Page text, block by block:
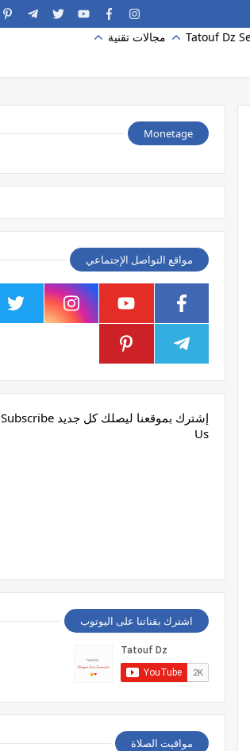
Tatouf Dz مجالات تقنية
Monetage
مواقع التواصل الإجتماعي
إشترك بموقعنا ليصلك كل جديد Subscribe
Us
اشترك بقناتنا على اليوتوب
مواقيت الصلاة